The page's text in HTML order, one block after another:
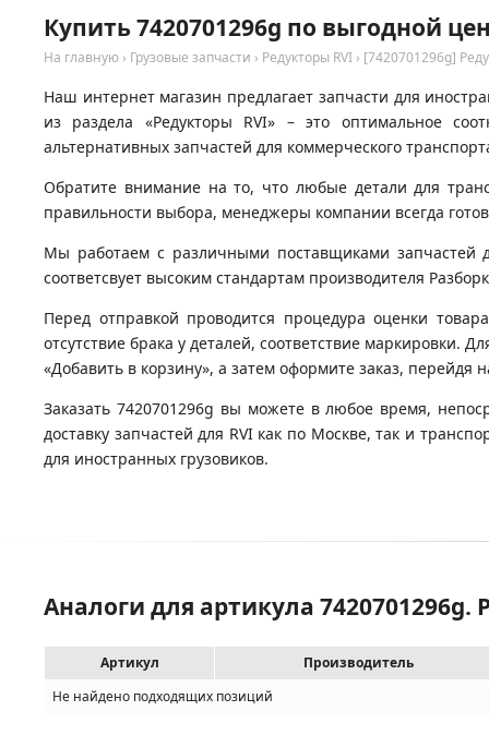
Купить 7420701296g по выгодной
На главную › Грузовые запчасти › Редукторы RVI › [7420701296g]
Наш интернет магазин предлагает запчасти для
из раздела «Редукторы RVI» – это оптимальное
альтернативных запчастей для коммерческого
Обратите внимание на то, что любые детали для
правильности выбора, менеджеры компании всегда
Мы работаем с различными поставщиками запчастей
соответсвует высоким стандартам производителя
Перед отправкой проводится процедура оценки
отсутствие брака у деталей, соответствие маркировки.
«Добавить в корзину», а затем оформите заказ, перейдя
Заказать 7420701296g вы можете в любое время,
доставку запчастей для RVI как по Москве, так и
для иностранных грузовиков.
Аналоги для артикула 7420701296g.
Артикул
Производитель
Не найдено подходящих позиций